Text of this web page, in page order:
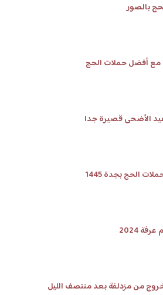
بالصور
مع أفضل حملات الحج
الأضحى قصيرة جدا
الحج بجدة 1445
2024
من مزدلفة بعد منتصف الليل